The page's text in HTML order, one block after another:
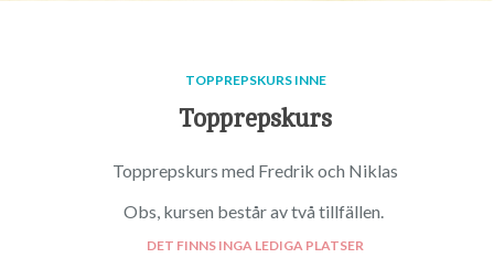
TOPPREPSKURS INNE
Topprepskurs
Topprepskurs med Fredrik och Niklas
Obs, kursen består av två tillfällen.
DET FINNS INGA LEDIGA PLATSER